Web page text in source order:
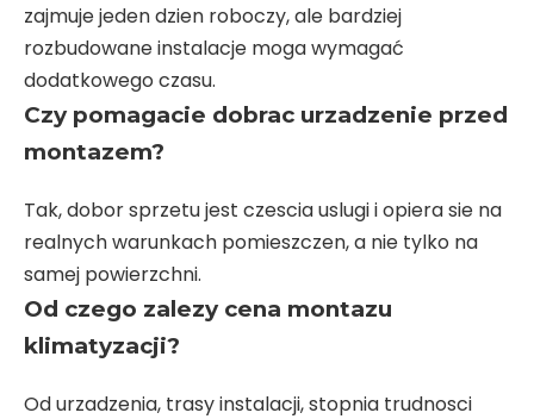
zajmuje jeden dzien roboczy, ale bardziej
rozbudowane instalacje moga wymagać
dodatkowego czasu.
Czy pomagacie dobrac urzadzenie przed
montazem?
Tak, dobor sprzetu jest czescia uslugi i opiera sie na
realnych warunkach pomieszczen, a nie tylko na
samej powierzchni.
Od czego zalezy cena montazu
klimatyzacji?
Od urzadzenia, trasy instalacji, stopnia trudnosci